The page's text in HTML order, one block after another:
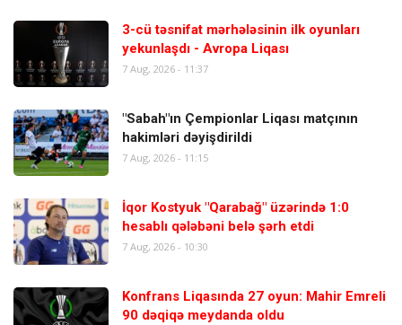
3-cü təsnifat mərhələsinin ilk oyunları
yekunlaşdı - Avropa Liqası
7 Aug, 2026 - 11:37
"Sabah"ın Çempionlar Liqası matçının
hakimləri dəyişdirildi
7 Aug, 2026 - 11:15
İqor Kostyuk "Qarabağ" üzərində 1:0
hesablı qələbəni belə şərh etdi
7 Aug, 2026 - 10:30
Konfrans Liqasında 27 oyun: Mahir Emreli
90 dəqiqə meydanda oldu